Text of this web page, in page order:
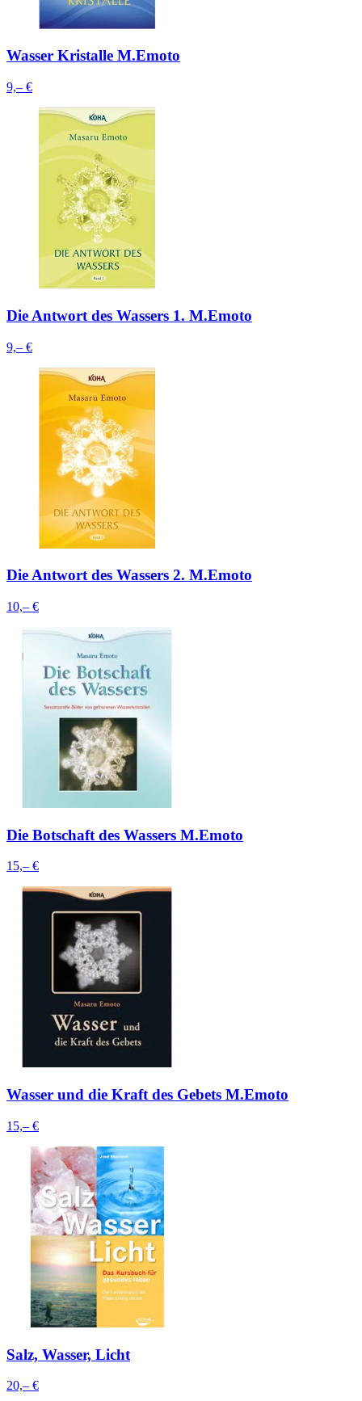
Wasser Kristalle M.Emoto
9,– €
Die Antwort des Wassers 1. M.Emoto
9,– €
Die Antwort des Wassers 2. M.Emoto
10,– €
Die Botschaft des Wassers M.Emoto
15,– €
Wasser und die Kraft des Gebets M.Emoto
15,– €
Salz, Wasser, Licht
20,– €